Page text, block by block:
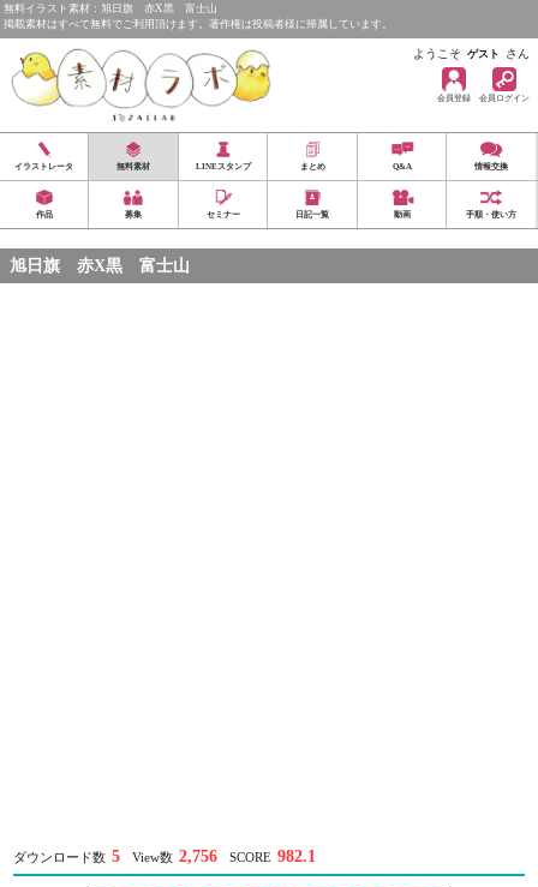
無料イラスト素材：旭日旗 赤X黒 富士山
掲載素材はすべて無料でご利用頂けます。著作権は投稿者様に帰属しています。
ようこそ ゲスト さん
会員登録 会員ログイン
イラストレータ 無料素材 LINEスタンプ まとめ Q&A 情報交換
作品 募集 セミナー 日記一覧 動画 手順・使い方
旭日旗 赤X黒 富士山
ダウンロード数 5 View数 2,756 SCORE 982.1